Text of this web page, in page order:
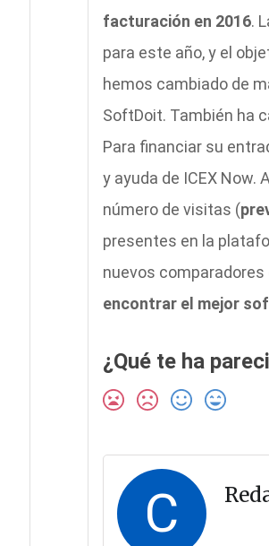
facturación en 2016.
para este año, y el
hemos cambiado de
SoftDoit. También ha
Para financiar su
y ayuda de ICEX Now.
número de visitas (
presentes en la
nuevos comparadores
encontrar el mejor
¿Qué te ha
C